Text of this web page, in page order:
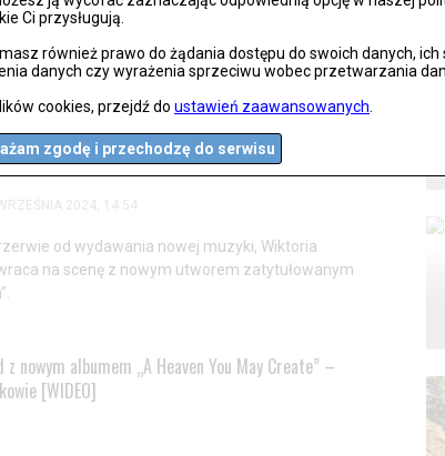
Ci przysługują.
również prawo do żądania dostępu do swoich danych, ich
danych czy wyrażenia sprzeciwu wobec przetwarzania
cookies, przejdź do ustawień zaawansowanych
zgodę i przechodzę do serwisu
albumu zatytułowanego „United Kingdom of
wraca z nowym singlem „Przypadkiem” – poznaj
i emocje [WIDEO]
2024, 14:54
od wydawania nowej muzyki, Wiktoria
na scenę z nowym utworem zatytułowanym
z nowym albumem „A Heaven You May Create” –
[WIDEO]